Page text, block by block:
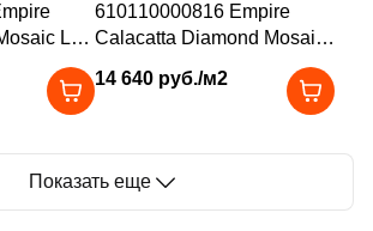
Lap
камень
610110000816 Empire
Calacatta Diamond Mosaic
30x30 бежевая матовая
под камень
14 640 руб./м2
Показать еще